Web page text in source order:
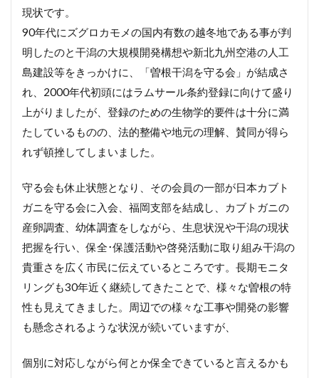
現状です。
90年代にズグロカモメの国内有数の越冬地である事が判
明したのと干潟の大規模開発構想や新北九州空港の人工
島建設等をきっかけに、「曽根干潟を守る会」が結成さ
れ、2000年代初頭にはラムサール条約登録に向けて盛り
上がりましたが、登録のための生物学的要件は十分に満
たしているものの、法的整備や地元の理解、賛同が得ら
れず頓挫してしまいました。
守る会も休止状態となり、その会員の一部が日本カブト
ガニを守る会に入会、福岡支部を結成し、カブトガニの
産卵調査、幼体調査をしながら、生息状況や干潟の現状
把握を行い、保全･保護活動や啓発活動に取り組み干潟の
貴重さを広く市民に伝えているところです。長期モニタ
リングも30年近く継続してきたことで、様々な曽根の特
性も見えてきました。周辺での様々な工事や開発の影響
も懸念されるような状況が続いていますが、
個別に対応しながら何とか保全できていると言えるかも